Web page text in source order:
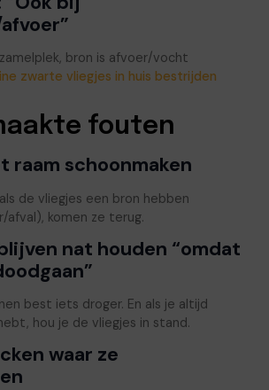
bron is afvoer/vocht
zwarte vliegjes in huis bestrijden
fouten
raam schoonmaken
de vliegjes een bron hebben
komen ze terug.
nat houden “omdat
best iets droger. En als je altijd
hou je de vliegjes in stand.
waar ze